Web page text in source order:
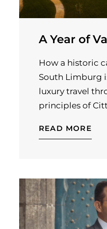
A Year of
How a historic
South Limburg
luxury travel
principles of
READ MORE